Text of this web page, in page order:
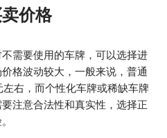
价格
需要使用的车牌，可以选择进
格波动较大，一般来说，普通
右，而个性化车牌或稀缺车牌
注意合法性和真实性，选择正